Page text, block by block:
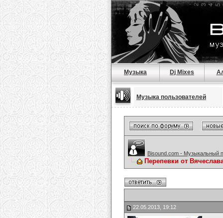
Музыка Dj Mixes
Музыка пользователей
Bisound.com - Музыкальный
Перепевки от
22.05.2013, 19:12